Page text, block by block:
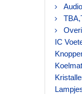
IC